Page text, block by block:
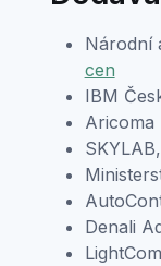
Národní
cen
IBM
Aricoma
Denali